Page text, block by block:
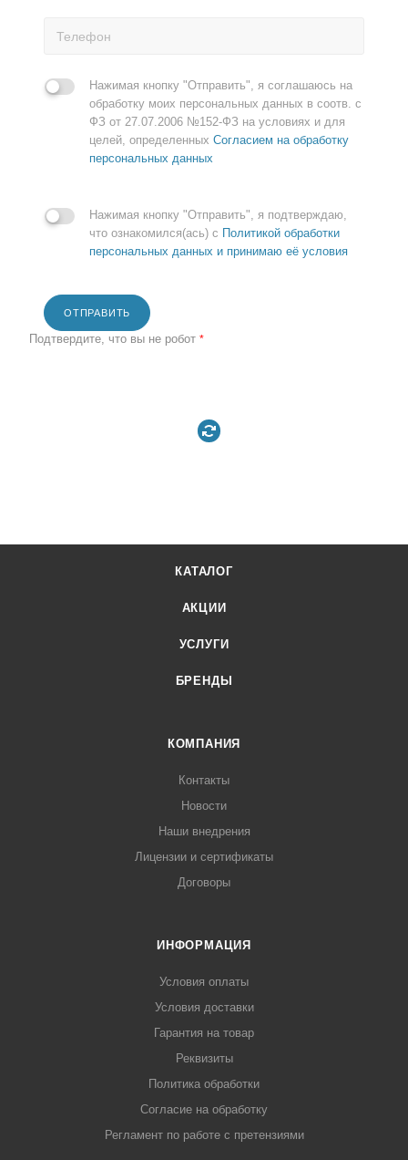
Нажимая кнопку "Отправить", я соглашаюсь на
обработку моих персональных данных в соотв. с
ФЗ от 27.07.2006 №152-ФЗ на условиях и для
целей, определенных Согласием на обработку
персональных данных
Нажимая кнопку "Отправить", я подтверждаю,
что ознакомился(ась) с Политикой обработки
персональных данных и принимаю её условия
ОТПРАВИТЬ
Подтвердите, что вы не робот *
КАТАЛОГ
АКЦИИ
УСЛУГИ
БРЕНДЫ
КОМПАНИЯ
Контакты
Новости
Наши внедрения
Лицензии и сертификаты
Договоры
ИНФОРМАЦИЯ
Условия оплаты
Условия доставки
Гарантия на товар
Реквизиты
Политика обработки
Согласие на обработку
Регламент по работе с претензиями